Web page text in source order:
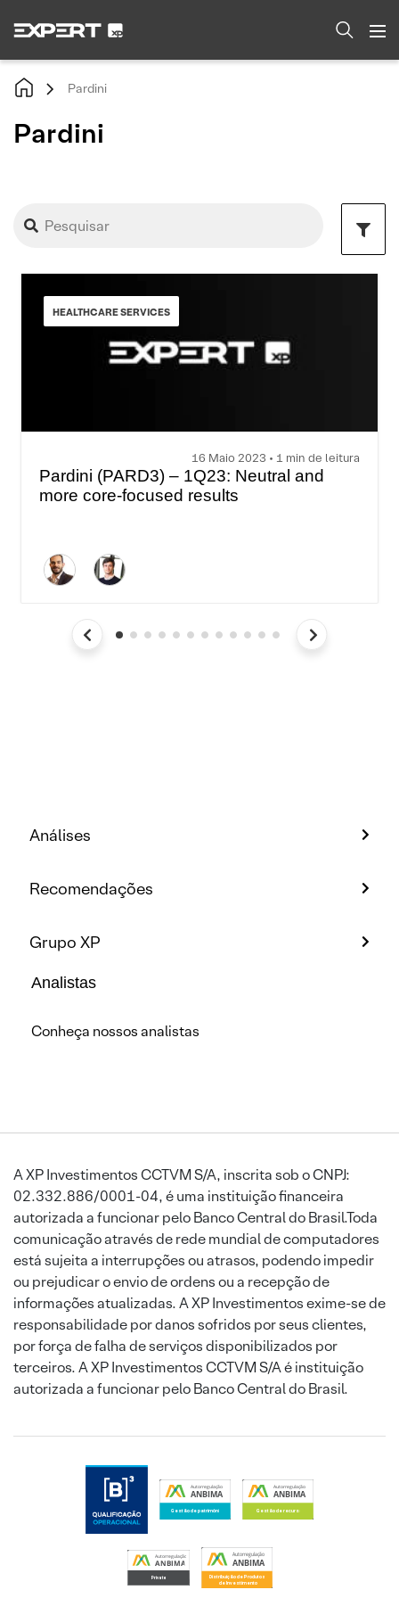
Pardini
Pardini
HEALTHCARE SERVICES
16 Maio 2023 • 1 min de leitura
Pardini (PARD3) – 1Q23: Neutral and
more core-focused results
Análises
Recomendações
Grupo XP
Analistas
Conheça nossos analistas
A XP Investimentos CCTVM S/A, inscrita sob o CNPJ:
02.332.886/0001-04, é uma instituição financeira
autorizada a funcionar pelo Banco Central do Brasil.Toda
comunicação através de rede mundial de computadores
está sujeita a interrupções ou atrasos, podendo impedir
ou prejudicar o envio de ordens ou a recepção de
informações atualizadas. A XP Investimentos exime-se de
responsabilidade por danos sofridos por seus clientes,
por força de falha de serviços disponibilizados por
terceiros. A XP Investimentos CCTVM S/A é instituição
autorizada a funcionar pelo Banco Central do Brasil.